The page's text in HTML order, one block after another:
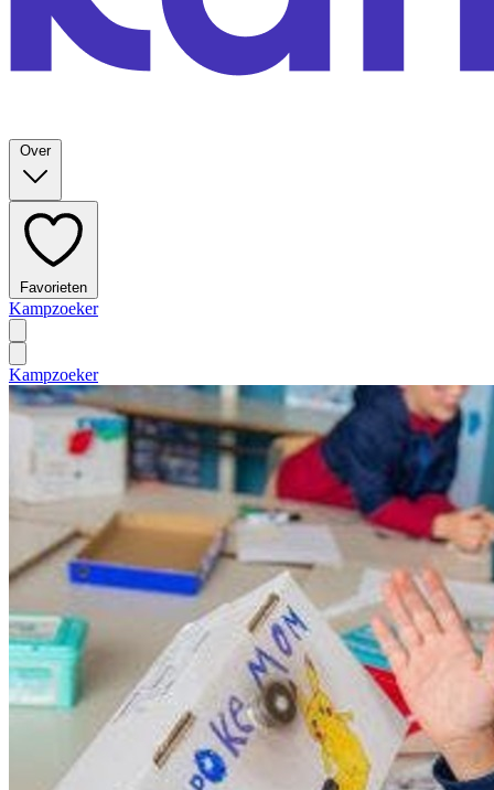
Over
Favorieten
Kampzoeker
Kampzoeker